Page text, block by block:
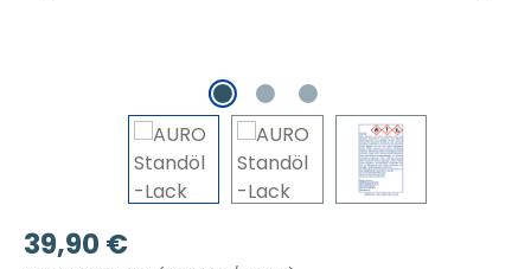
Regulärer Preis:
39,90 €